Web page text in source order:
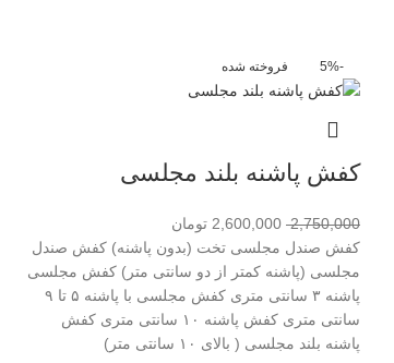
-5% فروخته شده
کفش پاشنه بلند مجلسی
2,750,000
2,600,000 تومان
کفش صندل مجلسی تخت (بدون پاشنه) کفش صندل
مجلسی (پاشنه کمتر از دو سانتی متر) کفش مجلسی
پاشنه ۳ سانتی متری کفش مجلسی با پاشنه ۵ تا ۹
سانتی متری کفش پاشنه ۱۰ سانتی متری کفش
پاشنه بلند مجلسی ( بالای ۱۰ سانتی متر)